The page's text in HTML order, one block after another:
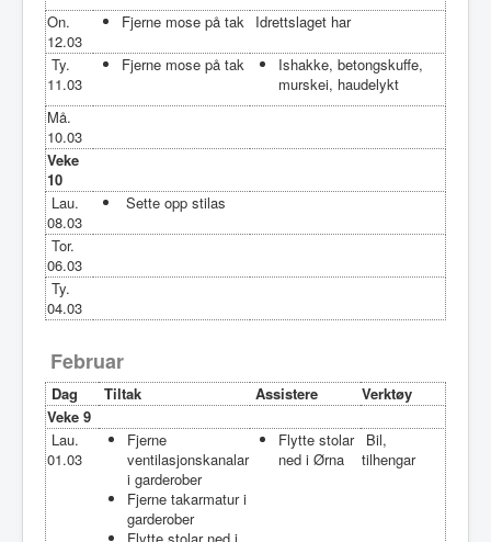
On.
12.03
Fjerne mose på tak Idrettslaget har
Ty.
11.03
Fjerne mose på tak
Ishakke, betongskuffe,
murskei, haudelykt
Må.
10.03
Veke
10
Lau.
08.03
Sette opp stilas
Tor.
06.03
Ty.
04.03
Februar
Dag Tiltak Assistere
Verktøy
Veke 9
Lau.
01.03
Fjerne
ventilasjonskanalar
i garderober
Fjerne takarmatur i
garderober
Flytte stolar ned i
Flytte stolar
ned i Ørna
Bil,
tilhengar